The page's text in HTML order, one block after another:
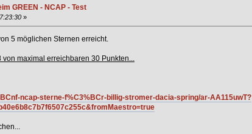
GREEN - NCAP - Test
»
5 möglichen Sternen erreicht.
von maximal erreichbaren 30 Punkten...
ncap-sterne-f%C3%BCr-billig-stromer-dacia-spring/ar-AA115uwT?